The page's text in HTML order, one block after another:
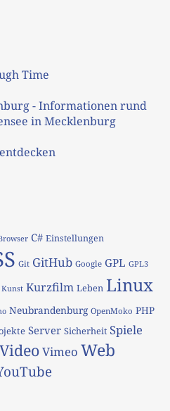
Time
- Informationen rund
in Mecklenburg
C# Einstellungen
Git GitHub Google GPL GPL3
Kunst Kurzfilm Leben Linux
Neubrandenburg OpenMoko PHP
Server Sicherheit Spiele
VideoVimeo Web